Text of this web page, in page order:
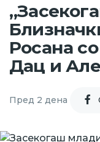
Росана
Дац и
Пред 2 дена